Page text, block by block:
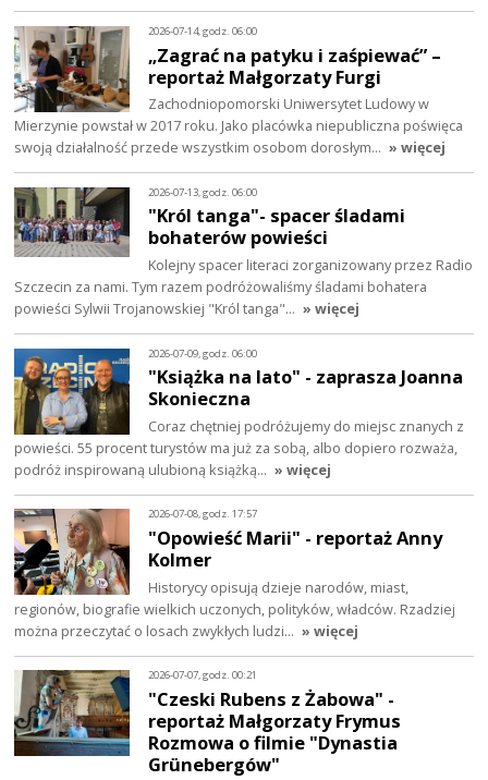
2026-07-14, godz. 06:00
„Zagrać na patyku i zaśpiewać” –
reportaż Małgorzaty Furgi
Zachodniopomorski Uniwersytet Ludowy w
Mierzynie powstał w 2017 roku. Jako placówka niepubliczna poświęca
swoją działalność przede wszystkim osobom dorosłym… » więcej
2026-07-13, godz. 06:00
"Król tanga"- spacer śladami
bohaterów powieści
Kolejny spacer literaci zorganizowany przez Radio
Szczecin za nami. Tym razem podróżowaliśmy śladami bohatera
powieści Sylwii Trojanowskiej "Król tanga"… » więcej
2026-07-09, godz. 06:00
"Książka na lato" - zaprasza Joanna
Skonieczna
Coraz chętniej podróżujemy do miejsc znanych z
powieści. 55 procent turystów ma już za sobą, albo dopiero rozważa,
podróż inspirowaną ulubioną książką… » więcej
2026-07-08, godz. 17:57
"Opowieść Marii" - reportaż Anny
Kolmer
Historycy opisują dzieje narodów, miast,
regionów, biografie wielkich uczonych, polityków, władców. Rzadziej
można przeczytać o losach zwykłych ludzi… » więcej
2026-07-07, godz. 00:21
"Czeski Rubens z Żabowa" -
reportaż Małgorzaty Frymus
Rozmowa o filmie "Dynastia
Grünebergów"